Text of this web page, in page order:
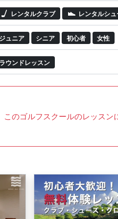
レンタルクラブ レンタルシ
ュニア シニア 初心者 女性
ウンドレッスン
このゴルフスクールのレッスン